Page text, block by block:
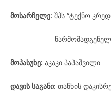
მოსარჩელე: შპს “ტექნო
მოპასუხე: აკაკი პაპაშვილი
დავის საგანი: თანხის